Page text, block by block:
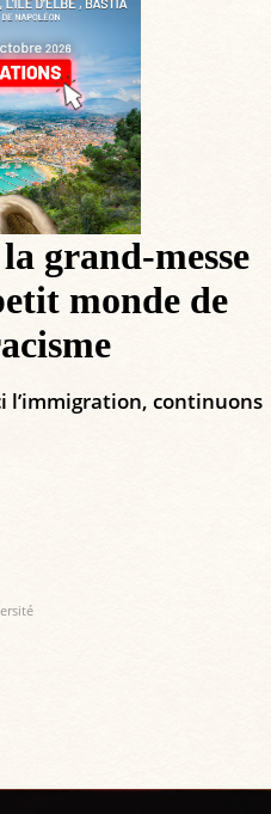
grand-messe
monde de
l’immigration, continuons